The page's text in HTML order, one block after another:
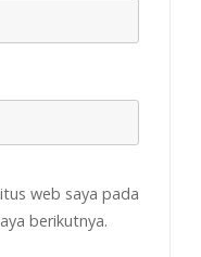
web saya pada
berikutnya.